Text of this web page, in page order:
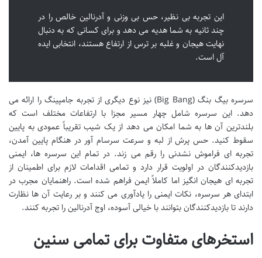
این تجربه بی نظیر، حس بی وزنی و آدرنالین خالص را در
چند ثانیه به شما هدیه می دهد و برای کسانی که به دنبال
نهایت هیجان و غلبه بر ترس از ارتفاع هستند، انتخابی ایده
آل است.
سرسره بیگ بنگ (Big Bang) نیز نوع دیگری از تجربه جامپینگ را ارائه می
دهد. این سرسره شامل چهار مسیر مجزا با ارتفاعات مختلف است که
بلندترین آن ها به شما امکان می دهد از یک شیب تقریباً عمودی به پایین
سقوط کنید. حس پرش از لبه و سرعت سرسام آور در هنگام پایین آمدن،
تجربه ای فراموش نشدنی را رقم می زند. در تمام این سرسره ها، ایمنی
بازدیدکنندگان در اولویت قرار دارد و تمامی اقدامات لازم برای اطمینان از
تجربه ای هیجان انگیز اما کاملاً ایمن فراهم شده است. راهنمایان مجرب در
ابتدای هر سرسره، نکات ایمنی را یادآوری می کنند و بر رعایت آن ها نظارت
دارند تا بازدیدکنندگان بتوانند با خیالی آسوده، اوج آدرنالین را تجربه کنند.
استخرهای متفاوت برای تمامی سنین